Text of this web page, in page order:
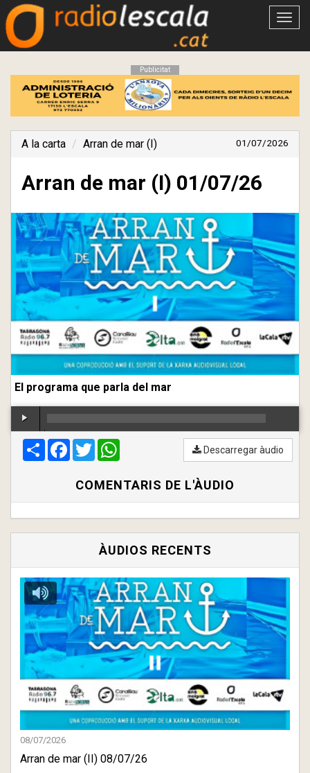
Obrir
Publicitat
A la carta Arran de mar (I) 01/07/2026
Arran de mar (I) 01/07/26
El programa que parla del mar
00:00/ 00:00
CompartirFacebook
Twitter Descarregar àudio
COMENTARIS DE L'ÀUDIO
ÀUDIOS RECENTS
08/07/2026
Arran de mar (II) 08/07/26